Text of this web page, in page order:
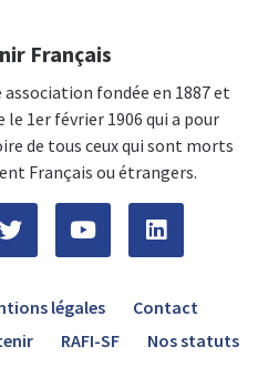
Français
association fondée en 1887 et
1er février 1906 qui a pour
de tous ceux qui sont morts
Français ou étrangers.
légales
Contact
RAFI-SF Nos statuts